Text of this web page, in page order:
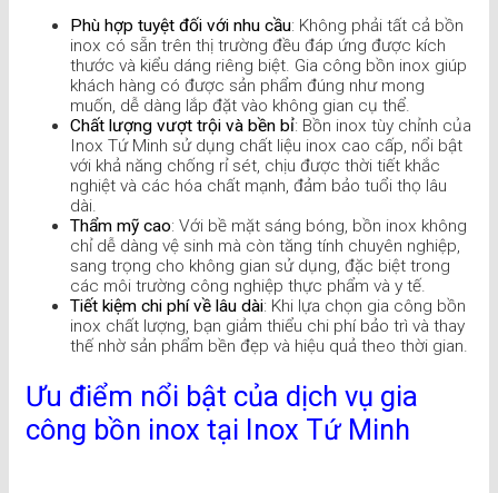
Phù hợp tuyệt đối với nhu cầu: Không phải tất cả bồn
inox có sẵn trên thị trường đều đáp ứng được kích
thước và kiểu dáng riêng biệt. Gia công bồn inox giúp
khách hàng có được sản phẩm đúng như mong
muốn, dễ dàng lắp đặt vào không gian cụ thể.
Chất lượng vượt trội và bền bỉ: Bồn inox tùy chỉnh của
Inox Tứ Minh sử dụng chất liệu inox cao cấp, nổi bật
với khả năng chống rỉ sét, chịu được thời tiết khắc
nghiệt và các hóa chất mạnh, đảm bảo tuổi thọ lâu
dài.
Thẩm mỹ cao: Với bề mặt sáng bóng, bồn inox không
chỉ dễ dàng vệ sinh mà còn tăng tính chuyên nghiệp,
sang trọng cho không gian sử dụng, đặc biệt trong
các môi trường công nghiệp thực phẩm và y tế.
Tiết kiệm chi phí về lâu dài: Khi lựa chọn gia công bồn
inox chất lượng, bạn giảm thiểu chi phí bảo trì và thay
thế nhờ sản phẩm bền đẹp và hiệu quả theo thời gian.
Ưu điểm nổi bật của dịch vụ gia
công bồn inox tại Inox Tứ Minh